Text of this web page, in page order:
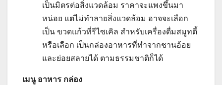
เป็นมิตรต่อสิ่งแวดล้อม ราคาจะแพงขึ้นมา
หน่อย แต่ไม่ทำลายสิ่งแวดล้อม อาจจะเลือก
เป็น ขวดแก้วที่รีไซเคิล สำหรับเครื่องดื่มสมูทตี้
หรือเลือก เป็นกล่องอาหารที่ทำจากชานอ้อย
และย่อยสลายได้ ตามธรรมชาติก็ได้
เมนู อาหาร กล่อง